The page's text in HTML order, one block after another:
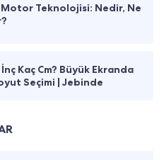
Teknolojisi: Nedir, Ne
Kaç Cm? Büyük Ekranda
Seçimi | Jebinde